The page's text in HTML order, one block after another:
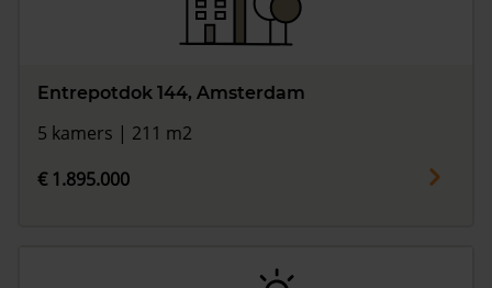
Entrepotdok 144, Amsterdam
5 kamers | 211 m2
€ 1.895.000